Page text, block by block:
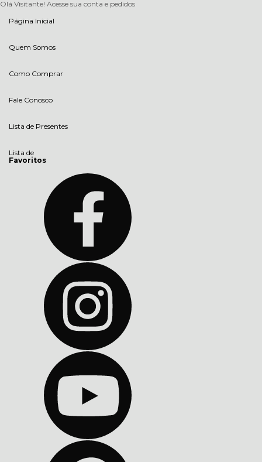
Olá Visitante! Acesse sua conta e pedidos
Página Inicial
Quem Somos
Como Comprar
Fale Conosco
Lista de Presentes
Lista de
Favoritos